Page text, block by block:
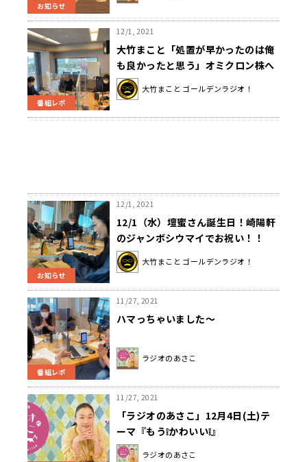
お知らせ
番組レポ
12/1, 2021
大竹まこと「処置が早かったのは俺
も良かったと思う」オミクロン株へ
の水際対策を評価！〜12月1日「大
竹まこと ゴールデンラジオ」
大竹まこと ゴールデンラジオ！
お知らせ
12/1, 2021
12/1（水）壇蜜さん誕生日！崎陽軒
のジャンボシウマイでお祝い！！
大竹まこと ゴールデンラジオ！
番組レポ
11/27, 2021
ハマっちゃいました～
ラジオのあさこ
11/27, 2021
「ラジオのあさこ」12月4日(土)テ
ーマ『もう❕かわいい❕』
ラジオのあさこ